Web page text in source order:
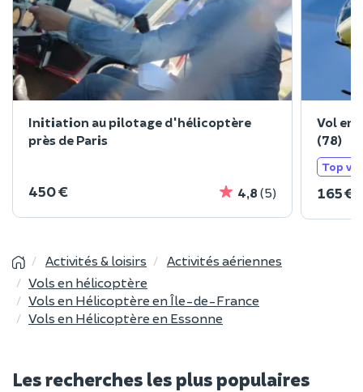
Initiation au pilotage d'hélicoptère
près de Paris
450 € 4,8 (5)
Vol en
(78)
Top
165 €
Activités & loisirs
Activités aériennes
Vols en hélicoptère
Vols en Hélicoptère en Île-de-France
Vols en Hélicoptère en Essonne
Les recherches les plus populaires